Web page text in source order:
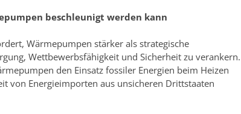
beschleunigt werden kann
Wärmepumpen stärker als strategische
Wettbewerbsfähigkeit und Sicherheit zu verankern.
den Einsatz fossiler Energien beim Heizen
von Energieimporten aus unsicheren Drittstaaten